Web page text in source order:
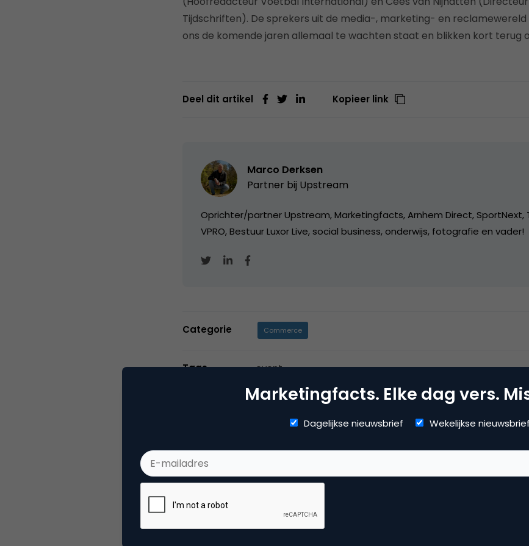
Tijdschriften). De sprekers uit de media-, marketing- en
ons de komende jaren allemaal te wachten staat en blikken kort terug
Deel dit artikel Kopieer link
Marco Derksen
Partner bij Upstream
Oprichter/partner Upstream, Marketingfacts, Arnhem Direct, SportNext,
VPRO, Bestuur Luxor Live, social business, onderwijs, fotografie en vader!
Categorie Commerce
Tags event
Mmm, kijk ik toch meer uit naar het zachte pluche van het concertgebouw dat
Marketingfacts. Elke dag vers.
Dagelijkse nieuwsbrief Wekelijkse nieuwsbrief